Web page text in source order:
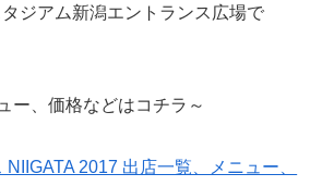
ジアム新潟エントランス広場で
ー、価格などはコチラ～
NIIGATA 2017 出店一覧、メニュー、